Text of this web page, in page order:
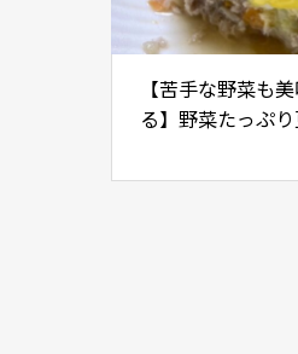
【苦手な野菜も
る】野菜たっぷ